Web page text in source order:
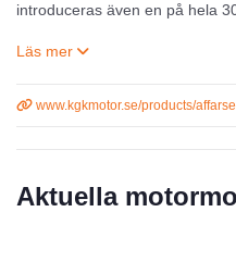
introduceras även en på hela
Seadrive är unika med att
på. Allt från enklare mekaniska
www.kgkmotor.se/products/
Aktuella